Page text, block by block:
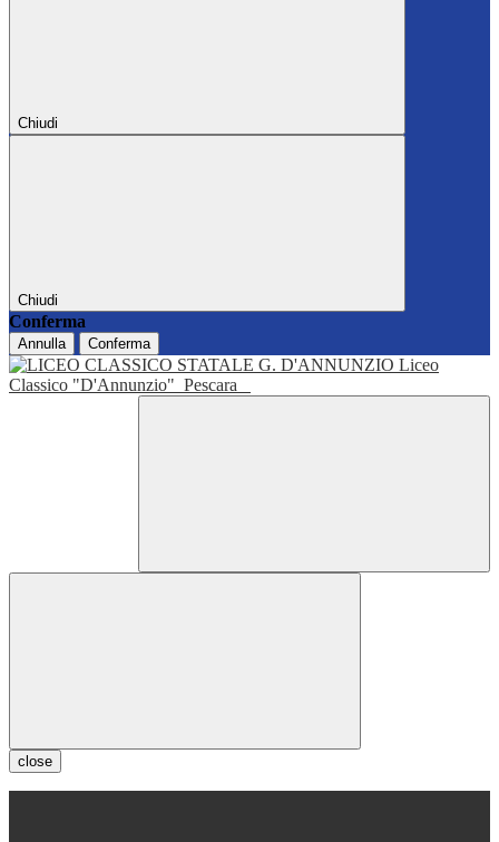
Chiudi
Chiudi
Conferma
Annulla Conferma
Liceo
Classico "D'Annunzio" Pescara
close